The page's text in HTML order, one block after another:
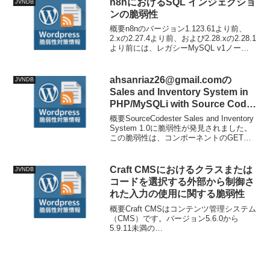
の...
JVNDB
ンの脆弱性
概要n8nのバージョン1.123.61より前、
2.xの2.27.4より前、および2.28.xの2.28.1
より前には、レガシーMySQL v1ノード
は、評価...
JVNDB
ahsanriaz26@gmail.comの
Sales and Inventory System in
PHP/MySQLi with Source Code
における複数の脆弱性
概要SourceCodester Sales and Inventory
System 1.0に脆弱性が発見されました。
この脆弱性は、コンポーネントのGETパ
JVNDB
Craft CMSにおけるクラスまたは
コードを選択する外部から制御さ
れた入力の使用に関する脆弱性
概要Craft CMSはコンテンツ管理システム
（CMS）です。バージョン5.6.0から
5.9.11未満の